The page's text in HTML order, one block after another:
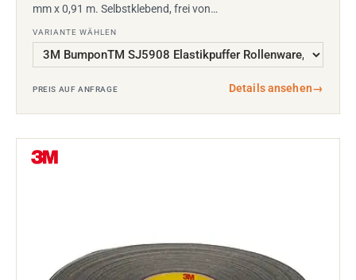
mm x 0,91 m. Selbstklebend, frei von…
VARIANTE WÄHLEN
PREIS AUF ANFRAGE Details ansehen→